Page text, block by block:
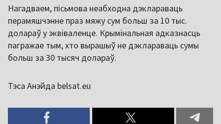
Нагадваем, пісьмова неабходна дэклараваць
перамяшчэнне праз мяжу сум больш за 10 тыс.
долараў у эквіваленце. Крымінальная адказнасць
пагражае тым, хто вырашыў не дэклараваць сумы
больш за 30 тысяч долараў.
Тэса Анэйда belsat.eu